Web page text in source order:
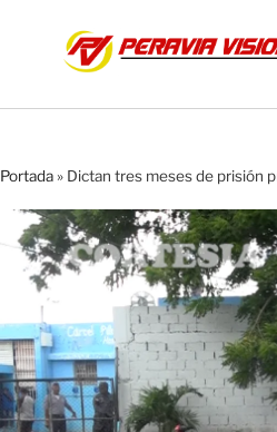
Portada» Dictan tres meses de prisión